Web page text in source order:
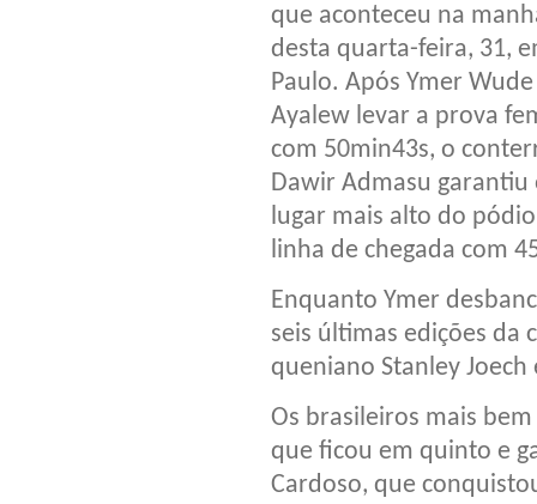
que aconteceu na
desta quarta-feira, 31,
Paulo. Após Ymer Wude
Ayalew levar a prova
com 50min43s, o
Dawir Admasu garantiu
lugar mais alto do
linha de chegada com
Enquanto Ymer
seis últimas edições da
queniano Stanley
Os brasileiros mais
que ficou em quinto e
Cardoso, que